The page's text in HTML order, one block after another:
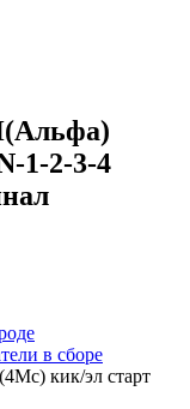
1-2-3-4
в сборе
кик/эл старт